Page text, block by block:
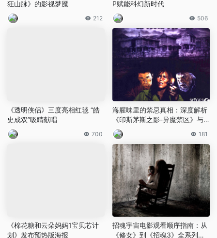
狂山脉》的影视梦魇
212
P赋能科幻新时代
506
《透明侠侣》三度亮相红毯 “皓
史成双”吸睛献唱
700
海腥味里的禁忌真相：深度解析
《印斯茅斯之影-异魔禁区》与
克苏鲁式恐怖
181
《棉花糖和云朵妈妈1宝贝芯计
划》发布预热版海报
招魂宇宙电影观看顺序指南：从
《修女》到《招魂3》全系列影